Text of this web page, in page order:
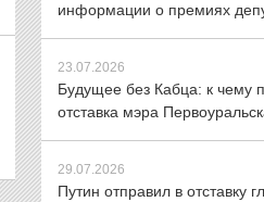
информации о премиях
23.07.2026
Будущее без Кабца: к чему
отставка мэра
29.07.2026
Путин отправил в отставку